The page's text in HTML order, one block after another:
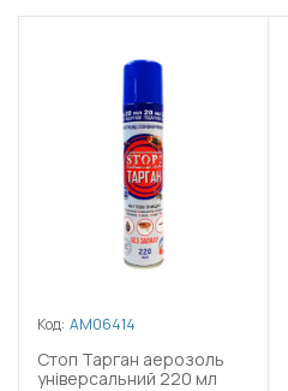
Код: АМ06414
Стоп Тарган аерозоль
універсальний 220 мл